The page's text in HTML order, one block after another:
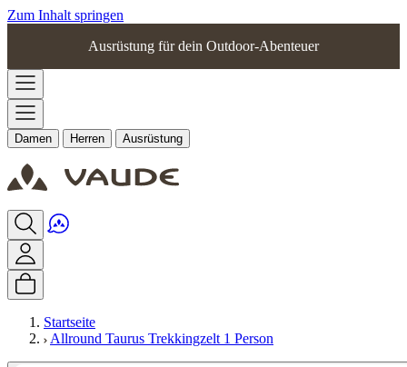
Zum Inhalt springen
Ausrüstung für dein Outdoor-Abenteuer
Damen Herren Ausrüstung
Startseite
Allround Taurus Trekkingzelt 1 Person